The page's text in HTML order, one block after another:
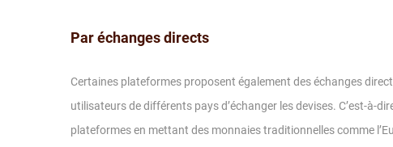
Par échanges directs
Certaines plateformes proposent également des échanges
utilisateurs de différents pays d’échanger les devises. C’est-à-
plateformes en mettant des monnaies traditionnelles comme